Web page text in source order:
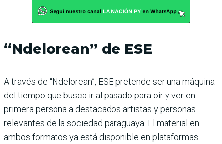
“Ndelorean” de ESE
A través de “Ndelorean”, ESE pretende ser una máquina
del tiempo que busca ir al pasado para oír y ver en
primera persona a destacados artistas y personas
relevantes de la sociedad paraguaya. El material en
ambos formatos ya está disponible en plataformas.